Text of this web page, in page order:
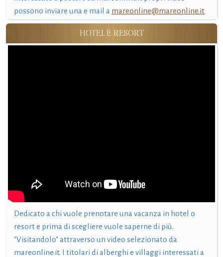
possono inviare una e mail a mareonline@mareonline.it
HOTEL E RESORT
Dedicato a chi vuole prenotare una vacanza in hotel o
resort e prima di scegliere vuole saperne di più.
"Visitandolo" attraverso un video selezionato da
mareonline.it. I titolari di alberghi e villaggi interessati a